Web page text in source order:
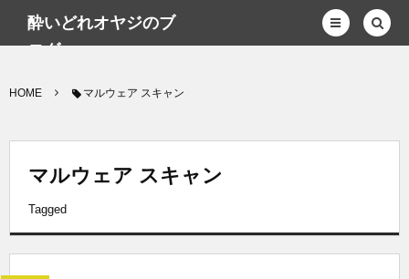
酔いどれオヤジのブ
ログwp
HOME マルウェア スキャン
マルウェア スキャン
Tagged